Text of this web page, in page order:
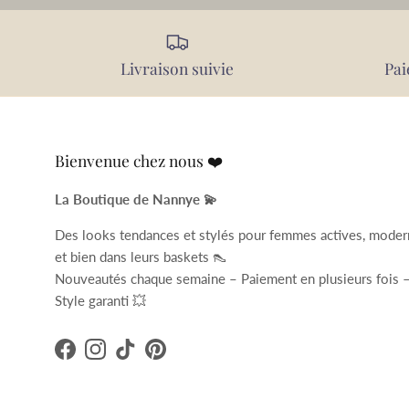
Livraison suivie
Bienvenue chez nous ❤️
La Boutique de Nannye 💫
Des looks tendances et stylés pour femmes actives,
et bien dans leurs baskets 👠
Nouveautés chaque semaine – Paiement en plusieurs fois –
Style garanti 💥
FacebookInstagram
TikTokPinterest